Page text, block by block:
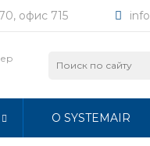
офис 715
О SYSTEMAIR